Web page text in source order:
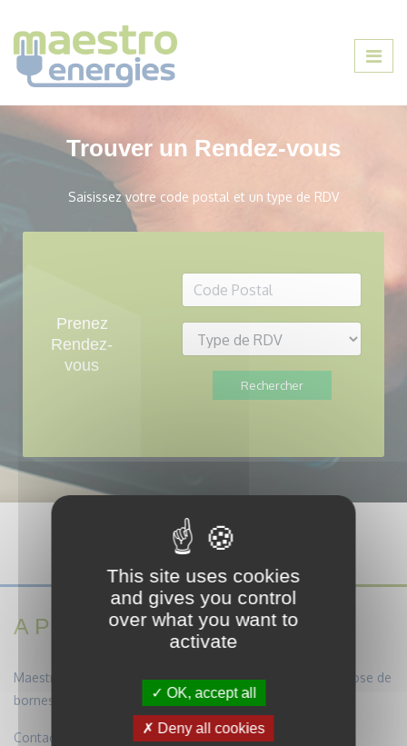
Trouver un Rendez-vous
Saisissez votre code postal et un type de RDV
Prenez
Rendez-
vous
Type de RDV souhaité
Rechercher
A PROPOS
Maestro Energies est une entreprise spécialisée dans la pose de
bornes de recharge et panneaux photovoltaïques.
Contactez-nous par téléphone au :03.20.84.26.24
This site uses cookies
and gives you control
over what you want to
activate
OK, accept all
Deny all cookies